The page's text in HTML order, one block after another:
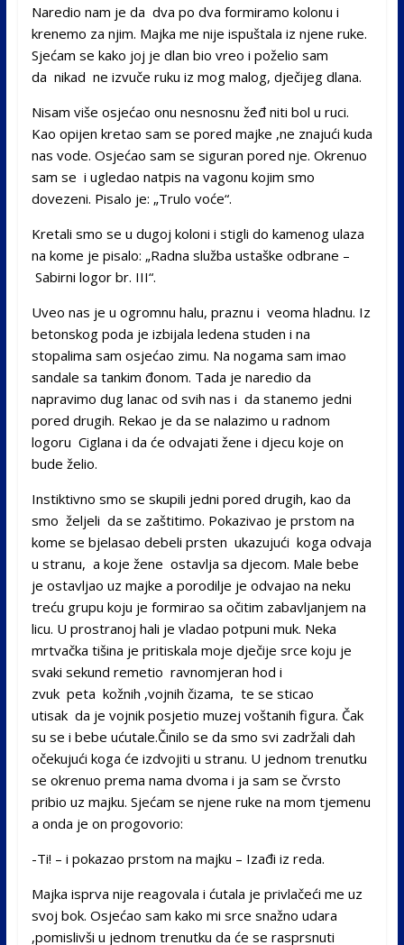
Naredio nam je da dva po dva formiramo kolonu i
krenemo za njim. Majka me nije ispuštala iz njene ruke.
Sjećam se kako joj je dlan bio vreo i poželio sam
da nikad ne izvuče ruku iz mog malog, dječijeg dlana.
Nisam više osjećao onu nesnosnu žeđ niti bol u ruci.
Kao opijen kretao sam se pored majke ,ne znajući kuda
nas vode. Osjećao sam se siguran pored nje. Okrenuo
sam se i ugledao natpis na vagonu kojim smo
dovezeni. Pisalo je: „Trulo voće“.
Kretali smo se u dugoj koloni i stigli do kamenog ulaza
na kome je pisalo: „Radna služba ustaške odbrane –
Sabirni logor br. III“.
Uveo nas je u ogromnu halu, praznu i veoma hladnu. Iz
betonskog poda je izbijala ledena studen i na
stopalima sam osjećao zimu. Na nogama sam imao
sandale sa tankim đonom. Tada je naredio da
napravimo dug lanac od svih nas i da stanemo jedni
pored drugih. Rekao je da se nalazimo u radnom
logoru Ciglana i da će odvajati žene i djecu koje on
bude želio.
Instiktivno smo se skupili jedni pored drugih, kao da
smo željeli da se zaštitimo. Pokazivao je prstom na
kome se bjelasao debeli prsten ukazujući koga odvaja
u stranu, a koje žene ostavlja sa djecom. Male bebe
je ostavljao uz majke a porodilje je odvajao na neku
treću grupu koju je formirao sa očitim zabavljanjem na
licu. U prostranoj hali je vladao potpuni muk. Neka
mrtvačka tišina je pritiskala moje dječije srce koju je
svaki sekund remetio ravnomjeran hod i
zvuk peta kožnih ,vojnih čizama, te se sticao
utisak da je vojnik posjetio muzej voštanih figura. Čak
su se i bebe ućutale.Činilo se da smo svi zadržali dah
očekujući koga će izdvojiti u stranu. U jednom trenutku
se okrenuo prema nama dvoma i ja sam se čvrsto
pribio uz majku. Sjećam se njene ruke na mom tjemenu
a onda je on progovorio:
-Ti! – i pokazao prstom na majku – Izađi iz reda.
Majka isprva nije reagovala i ćutala je privlačeći me uz
svoj bok. Osjećao sam kako mi srce snažno udara
,pomislivši u jednom trenutku da će se rasprsnuti